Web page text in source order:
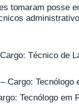
tomaram posse
Técnico de
Cargo:
Tecnólogo